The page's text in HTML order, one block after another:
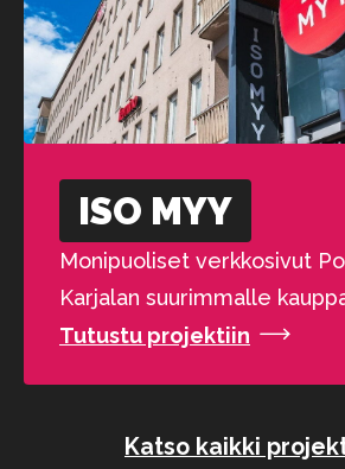
ISO MYY
Monipuoliset verkkosivut
Karjalan suurimmalle
Tutustu projektiin
Katso kaikki